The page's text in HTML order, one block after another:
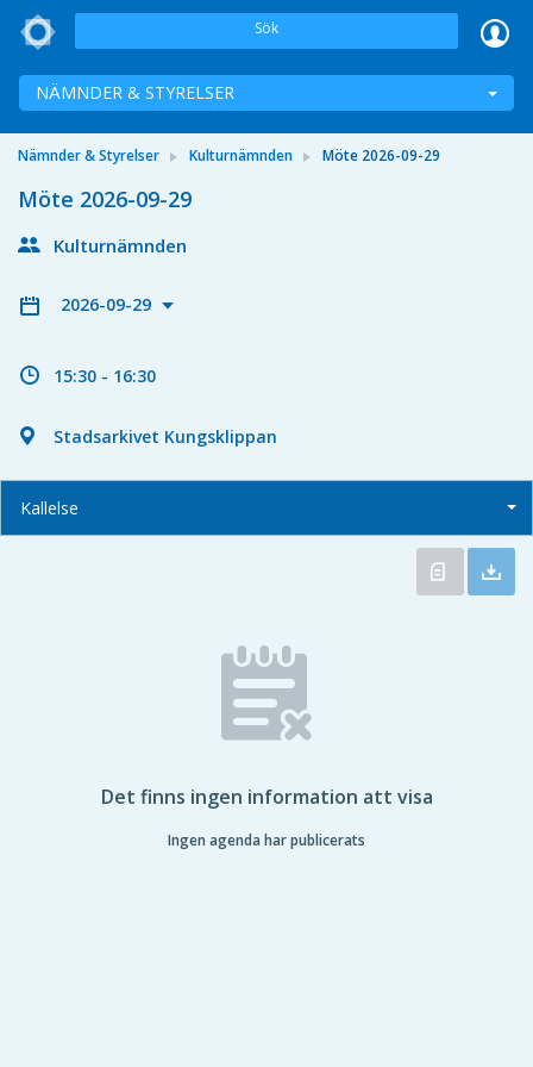
Sök
NÄMNDER & STYRELSER
Nämnder & Styrelser Kulturnämnden Möte 2026-09-29
Möte 2026-09-29
Kulturnämnden
2026-09-29
15:30 - 16:30
Stadsarkivet Kungsklippan
Kallelse
Det finns ingen information att visa
Ingen agenda har publicerats